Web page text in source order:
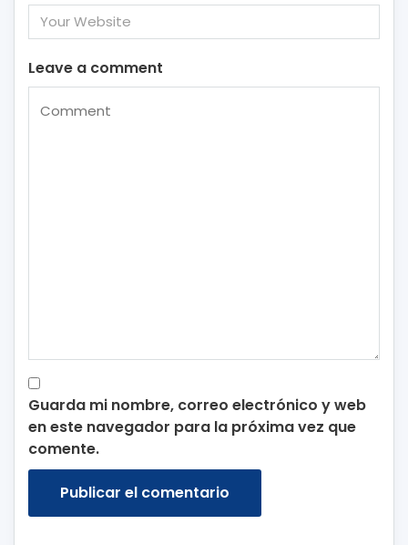
Leave a comment
Guarda mi nombre, correo electrónico y web
en este navegador para la próxima vez que
comente.